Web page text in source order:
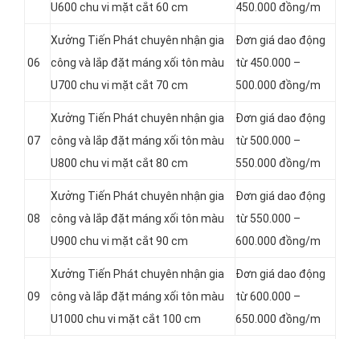
U600 chu vi mặt cắt 60 cm
450.000 đồng/m
06
Xưởng Tiến Phát chuyên nhận gia
công và lắp đặt máng xối tôn màu
U700 chu vi mặt cắt 70 cm
Đơn giá dao động
từ 450.000 –
500.000 đồng/m
07
Xưởng Tiến Phát chuyên nhận gia
công và lắp đặt máng xối tôn màu
U800 chu vi mặt cắt 80 cm
Đơn giá dao động
từ 500.000 –
550.000 đồng/m
08
Xưởng Tiến Phát chuyên nhận gia
công và lắp đặt máng xối tôn màu
U900 chu vi mặt cắt 90 cm
Đơn giá dao động
từ 550.000 –
600.000 đồng/m
09
Xưởng Tiến Phát chuyên nhận gia
công và lắp đặt máng xối tôn màu
U1000 chu vi mặt cắt 100 cm
Đơn giá dao động
từ 600.000 –
650.000 đồng/m